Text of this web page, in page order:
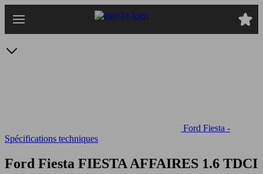
au
Ford Fiesta -
Spécifications techniques
Ford Fiesta FIESTA AFFAIRES 1.6 TDCI